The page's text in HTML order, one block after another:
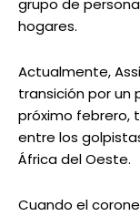
grupo de
hogares.
Actualmente,
transición por un
próximo febrero,
entre los
África del Oeste.
Cuando el